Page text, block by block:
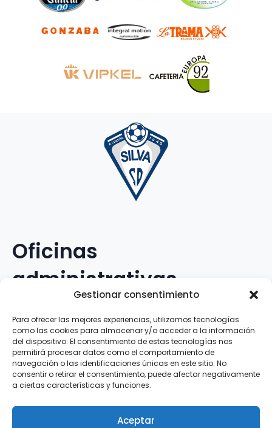
Gestionar consentimiento
Para ofrecer las mejores experiencias, utilizamos tecnologías
como las cookies para almacenar y/o acceder a la información
del dispositivo. El consentimiento de estas tecnologías nos
permitirá procesar datos como el comportamiento de
navegación o las identificaciones únicas en este sitio. No
consentir o retirar el consentimiento, puede afectar negativamente
a ciertas características y funciones.
Aceptar
Oficinas
administrativas
Avenida Galileo Galilei, 12
15.008 · A Coruña · España
Teléfono:881.069.303
WhatsApp:616.897.466